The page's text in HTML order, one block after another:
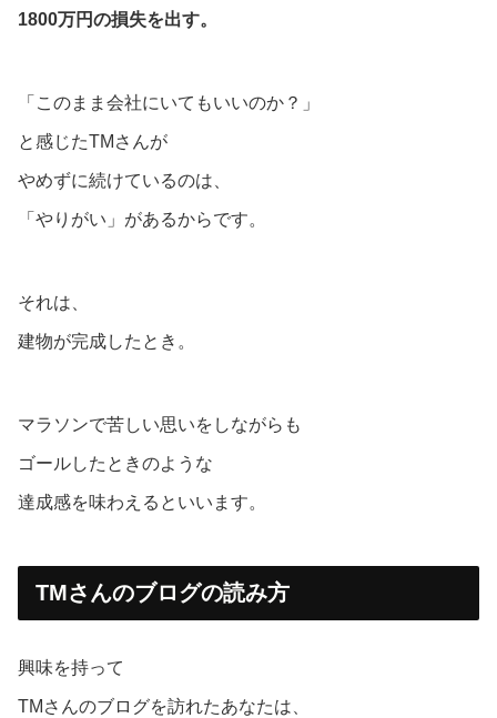
1800万円の損失を出す。
「このまま会社にいてもいいのか？」
と感じたTMさんが
やめずに続けているのは、
「やりがい」があるからです。
それは、
建物が完成したとき。
マラソンで苦しい思いをしながらも
ゴールしたときのような
達成感を味わえるといいます。
TMさんのブログの読み方
興味を持って
TMさんのブログを訪れたあなたは、